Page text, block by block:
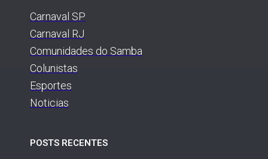
Carnaval SP
Carnaval RJ
Comunidades do Samba
Colunistas
Esportes
Noticias
POSTS RECENTES